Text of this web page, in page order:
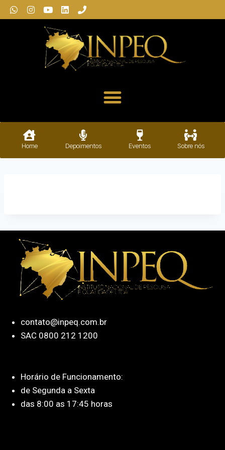
Home Depoimentos Eventos Sobre nós
contato@inpeq.com.br
SAC 0800 212 1200
Horário de Funcionamento:
de Segunda a Sexta
das 8:00 as 17:45 horas